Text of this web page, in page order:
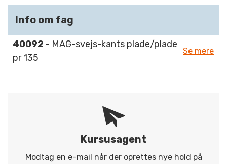
Info om fag
40092 - MAG-svejs-kants plade/plade
pr 135
Se mere
Kursusagent
Modtag en e-mail når der oprettes nye hold på